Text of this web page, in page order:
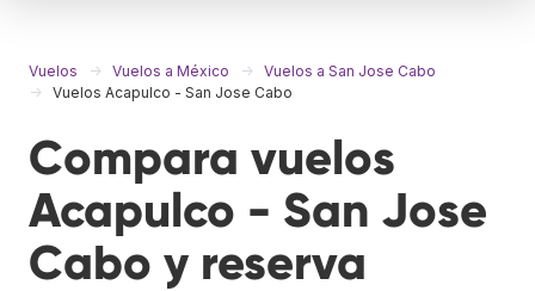
Vuelos Vuelos a México
Vuelos a San Jose Cabo
Vuelos Acapulco - San Jose Cabo
Compara vuelos
Acapulco - San Jose
Cabo y reserva